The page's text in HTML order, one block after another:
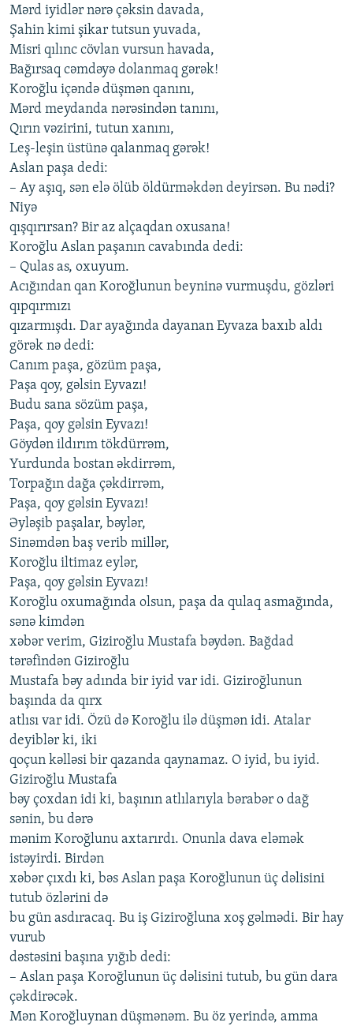
Mərd iyidlər nərə çəksin davada,
Şahin kimi şikar tutsun yuvada,
Misri qılınc cövlan vursun havada,
Bağırsaq cəmdəyə dolanmaq gərək!
Koroğlu içəndə düşmən qanını,
Mərd meydanda nərəsindən tanını,
Qırın vəzirini, tutun xanını,
Leş-leşin üstünə qalanmaq gərək!
Aslan paşa dedi:
– Ay aşıq, sən elə ölüb öldürməkdən deyirsən. Bu nədi?
Niyə
qışqırırsan? Bir az alçaqdan oxusana!
Koroğlu Aslan paşanın cavabında dedi:
– Qulas as, oxuyum.
Acığından qan Koroğlunun beyninə vurmuşdu, gözləri
qıpqırmızı
qızarmışdı. Dar ayağında dayanan Eyvaza baxıb aldı
görək nə dedi:
Canım paşa, gözüm paşa,
Paşa qoy, gəlsin Eyvazı!
Budu sana sözüm paşa,
Paşa, qoy gəlsin Eyvazı!
Göydən ildırım tökdürrəm,
Yurdunda bostan əkdirrəm,
Torpağın dağa çəkdirrəm,
Paşa, qoy gəlsin Eyvazı!
Əyləşib paşalar, bəylər,
Sinəmdən baş verib millər,
Koroğlu iltimaz eylər,
Paşa, qoy gəlsin Eyvazı!
Koroğlu oxumağında olsun, paşa da qulaq asmağında,
sənə kimdən
xəbər verim, Giziroğlu Mustafa bəydən. Bağdad
tərəfindən Giziroğlu
Mustafa bəy adında bir iyid var idi. Giziroğlunun
başında da qırx
atlısı var idi. Özü də Koroğlu ilə düşmən idi. Atalar
deyiblər ki, iki
qoçun kəlləsi bir qazanda qaynamaz. O iyid, bu iyid.
Giziroğlu Mustafa
bəy çoxdan idi ki, başının atlılarıyla bərabər o dağ
sənin, bu dərə
mənim Koroğlunu axtarırdı. Onunla dava eləmək
istəyirdi. Birdən
xəbər çıxdı ki, bəs Aslan paşa Koroğlunun üç dəlisini
tutub özlərini də
bu gün asdıracaq. Bu iş Giziroğluna xoş gəlmədi. Bir hay
vurub
dəstəsini başına yığıb dedi:
– Aslan paşa Koroğlunun üç dəlisini tutub, bu gün dara
çəkdirəcək.
Mən Koroğluynan düşmənəm. Bu öz yerində, amma